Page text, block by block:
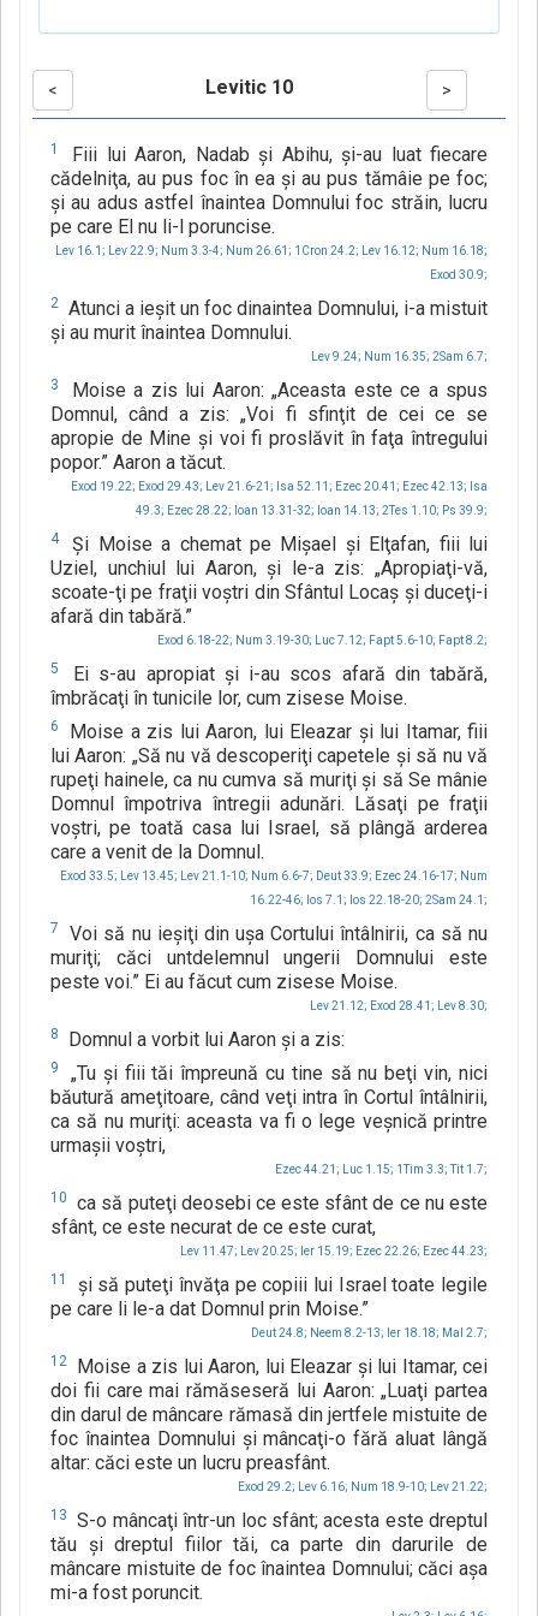
< Levitic 10 >
1
Fiii lui Aaron, Nadab şi Abihu, şi-au luat fiecare
cădelniţa, au pus foc în ea şi au pus tămâie pe foc;
şi au adus astfel înaintea Domnului foc străin, lucru
pe care El nu li-l poruncise.
Lev 16.1; Lev 22.9; Num 3.3-4; Num 26.61; 1Cron 24.2; Lev 16.12; Num 16.18;
Exod 30.9;
2 Atunci a ieşit un foc dinaintea Domnului, i-a mistuit
şi au murit înaintea Domnului.
Lev 9.24; Num 16.35; 2Sam 6.7;
3
Moise a zis lui Aaron: „Aceasta este ce a spus
Domnul, când a zis: „Voi fi sfinţit de cei ce se
apropie de Mine şi voi fi proslăvit în faţa întregului
popor.” Aaron a tăcut.
Exod 19.22; Exod 29.43; Lev 21.6-21; Isa 52.11; Ezec 20.41; Ezec 42.13;
Isa
49.3; Ezec 28.22; Ioan 13.31-32; Ioan 14.13; 2Tes 1.10; Ps 39.9;
4
Şi Moise a chemat pe Mişael şi Elţafan, fiii lui
Uziel, unchiul lui Aaron, şi le-a zis: „Apropiaţi-vă,
scoate-ţi pe fraţii voştri din Sfântul Locaş şi duceţi-i
afară din tabără.”
Exod 6.18-22; Num 3.19-30; Luc 7.12; Fapt 5.6-10; Fapt 8.2;
5
Ei s-au apropiat şi i-au scos afară din tabără,
îmbrăcaţi în tunicile lor, cum zisese Moise.
6
Moise a zis lui Aaron, lui Eleazar şi lui Itamar, fiii
lui Aaron: „Să nu vă descoperiţi capetele şi să nu vă
rupeţi hainele, ca nu cumva să muriţi şi să Se mânie
Domnul împotriva întregii adunări. Lăsaţi pe fraţii
voştri, pe toată casa lui Israel, să plângă arderea
care a venit de la Domnul.
Exod 33.5; Lev 13.45; Lev 21.1-10; Num 6.6-7; Deut 33.9; Ezec 24.16-17; Num
16.22-46; Ios 7.1; Ios 22.18-20; 2Sam 24.1;
7
Voi să nu ieşiţi din uşa Cortului întâlnirii, ca să nu
muriţi; căci untdelemnul ungerii Domnului este
peste voi.” Ei au făcut cum zisese Moise.
Lev 21.12; Exod 28.41; Lev 8.30;
8 Domnul a vorbit lui Aaron şi a zis:
9
„Tu şi fiii tăi împreună cu tine să nu beţi vin, nici
băutură ameţitoare, când veţi intra în Cortul întâlnirii,
ca să nu muriţi: aceasta va fi o lege veşnică printre
urmaşii voştri,
Ezec 44.21; Luc 1.15; 1Tim 3.3; Tit 1.7;
10
ca să puteţi deosebi ce este sfânt de ce nu este
sfânt, ce este necurat de ce este curat,
Lev 11.47; Lev 20.25; Ier 15.19; Ezec 22.26; Ezec 44.23;
11
şi să puteţi învăţa pe copiii lui Israel toate legile
pe care li le-a dat Domnul prin Moise.”
Deut 24.8; Neem 8.2-13; Ier 18.18; Mal 2.7;
12
Moise a zis lui Aaron, lui Eleazar şi lui Itamar, cei
doi fii care mai rămăseseră lui Aaron: „Luaţi partea
din darul de mâncare rămasă din jertfele mistuite de
foc înaintea Domnului şi mâncaţi-o fără aluat lângă
altar: căci este un lucru preasfânt.
Exod 29.2; Lev 6.16; Num 18.9-10; Lev 21.22;
13
S-o mâncaţi într-un loc sfânt; acesta este dreptul
tău şi dreptul fiilor tăi, ca parte din darurile de
mâncare mistuite de foc înaintea Domnului; căci aşa
mi-a fost poruncit.